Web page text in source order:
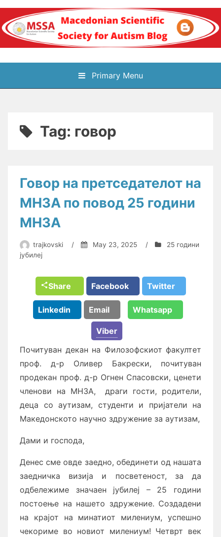
Skip
content
Блог на
Македонското научно
здружение за
Primary Menu
Tag: говор
Говор на претседателот на
МНЗА по повод 25 години
МНЗА
trajkovski / May 23, 2025 /
25 години
јубилеј
Share Facebook Twitter
Linkedin Email Whatsapp
Viber
Почитуван декан на Филозофскиот факултет
проф. д-р Оливер Бакрески, почитуван
продекан проф. д-р Огнен Спасовски, ценети
членови на МНЗА, драги гости, родители,
деца со аутизам, студенти и пријатели на
Македонското научно здружение за аутизам,
Дами и господа,
Денес сме овде заедно, обединети од нашата
заедничка визија и посветеност, за да
одбележиме значаен јубилеј – 25 години
постоење на нашето здружение. Создадени
на крајот на минатиот милениум, успешно
чекориме во новиот милениум! Четврт век